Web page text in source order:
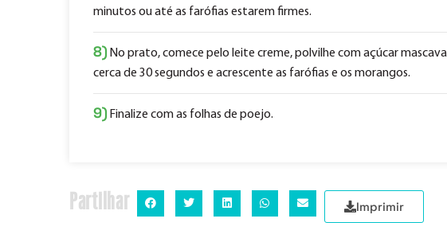
minutos ou até as farófias estarem firmes.
8) No prato, comece pelo leite creme, polvilhe com açúcar
cerca de 30 segundos e acrescente as farófias e os morangos.
9) Finalize com as folhas de poejo.
Partilhar Imprimir